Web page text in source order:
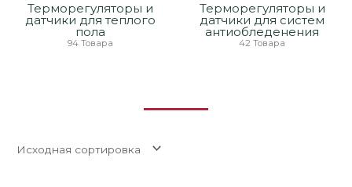
Терморегуляторы и
датчики для теплого
пола
94 Товара
Терморегуляторы и
датчики для систем
антиобледенения
42 Товара